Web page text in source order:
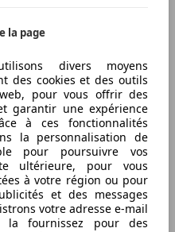
la page
divers moyens
des cookies et des outils
pour vous offrir des
garantir une expérience
à ces fonctionnalités
la personnalisation de
pour poursuivre vos
ultérieure, pour vous
à votre région ou pour
et des messages
votre adresse e-mail
la fournissez pour des